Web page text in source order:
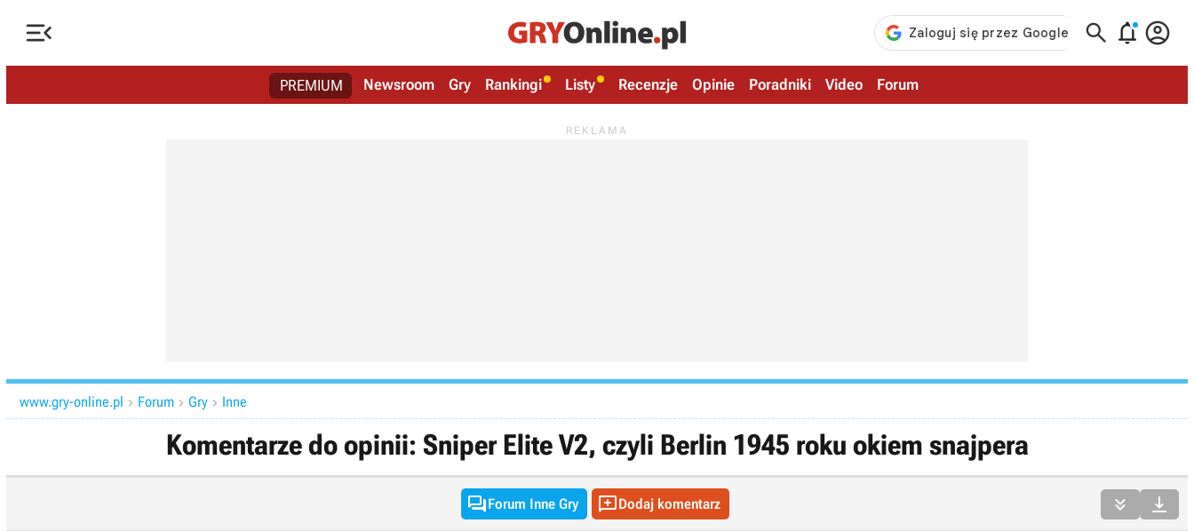
   
PREMIUM Newsroom Gry Rankingi Listy Recenzje Opinie Poradniki Video Forum
www.gry-online.pl  Forum  Gry  Inne
Komentarze do opinii: Sniper Elite V2, czyli Berlin 1945 roku okiem snajpera
Forum Inne Gry Dodaj komentarz  